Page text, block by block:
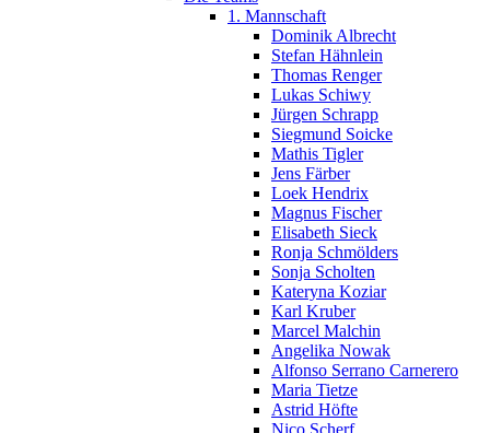
1. Mannschaft
Dominik Albrecht
Stefan Hähnlein
Thomas Renger
Lukas Schiwy
Jürgen Schrapp
Siegmund Soicke
Mathis Tigler
Jens Färber
Loek Hendrix
Magnus Fischer
Elisabeth Sieck
Ronja Schmölders
Sonja Scholten
Kateryna Koziar
Karl Kruber
Marcel Malchin
Angelika Nowak
Alfonso Serrano Carnerero
Maria Tietze
Astrid Höfte
Nico Scherf